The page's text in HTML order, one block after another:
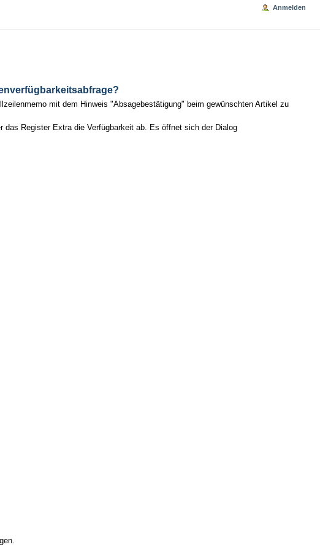
mit dem Hinweis "Absagebestätigung" beim gewünschten Artikel zu
das Register Extra die Verfügbarkeit ab. Es öffnet sich der Dialog
Anmelden